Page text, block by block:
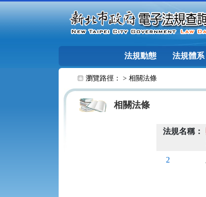
法規動態 法規體系
瀏覽路徑： > 相關法條
相關法條
法規名稱：
2